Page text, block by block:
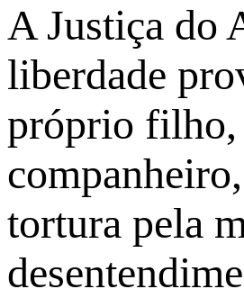
A Justiça do
liberdade
próprio filho,
tortura pela